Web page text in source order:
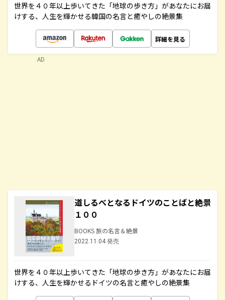
世界を４０年以上歩いてきた「地球の歩き方」があなたにお届
けする、人生を輝かせる韓国の名言と癒やしの絶景集
詳細を見る
道しるべとなるドイツのことばと絶景
１００
BOOKS 旅の名言＆絶景
2022.11.04 発売
世界を４０年以上歩いてきた「地球の歩き方」があなたにお届
けする、人生を輝かせるドイツの名言と癒やしの絶景集
AD